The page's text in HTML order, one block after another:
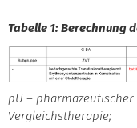
Tabelle 1: Berechnung
pU – pharmazeutischer
Vergleichstherapie;